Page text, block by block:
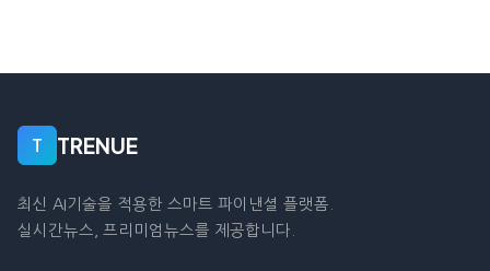
T TRENUE
최신 AI기술을 적용한 스마트 파이낸셜 플랫폼.
실시간뉴스, 프리미엄뉴스를 제공합니다.